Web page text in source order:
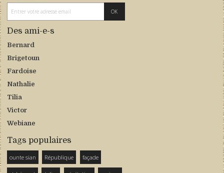
Des ami-e-s
Bernard
Brigetoun
Fardoise
Nathalie
Tilia
Victor
Webiane
Tags populaires
ounte sian République façade